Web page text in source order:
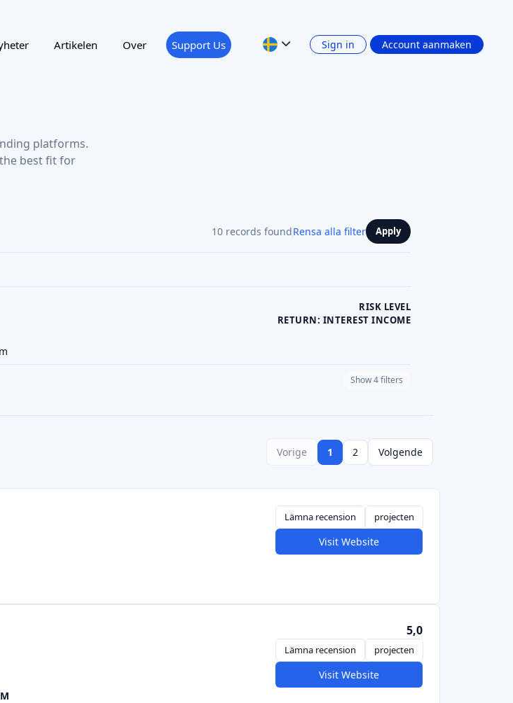
Artikelen Over Support Us Sign in Account aanmaken
platforms.
best fit for
10 records foundRensa alla filter Apply
RISK LEVEL
RETURN: INTEREST INCOME
Show 4 filters
Vorige 1 2 Volgende
Lämna recension projecten
Visit Website
5,0
Lämna recension projecten
Visit Website